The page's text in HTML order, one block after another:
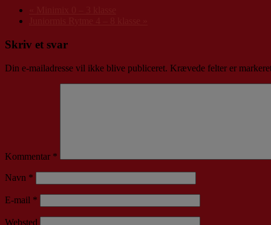
Skriv et svar
Din e-mailadresse vil ikke blive publiceret. Krævede felter er
Kommentar *
Navn *
E-mail *
Websted